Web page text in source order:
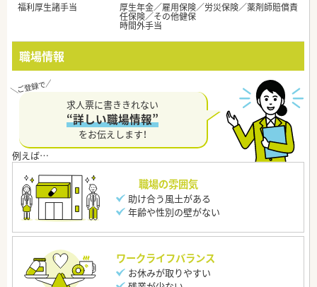
福利厚生諸手当
厚生年金／雇用保険／労災保険／薬剤師賠償責
任保険／その他健保
時間外手当
職場情報
求人票に書ききれない
“詳しい職場情報”
をお伝えします！
職場の雰囲気
助け合う風土がある
年齢や性別の壁がない
ワークライフバランス
お休みが取りやすい